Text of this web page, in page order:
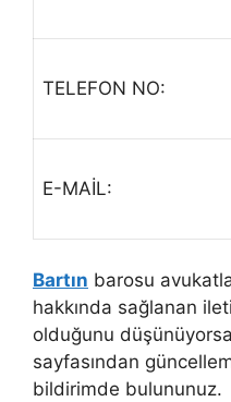
TELEFON NO:
E-MAİL:
Bartın barosu
hakkında sağlanan
olduğunu
sayfasından
bildirimde bulununuz.